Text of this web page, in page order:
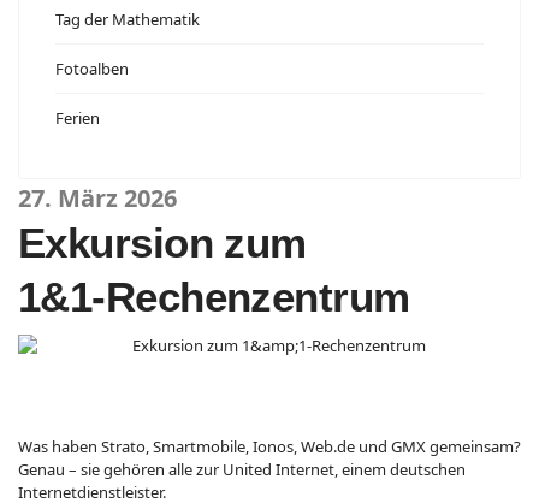
Tag der Mathematik
Fotoalben
Ferien
Exkursion zum
1&1‑Rechenzentrum
Was haben Strato, Smartmobile, Ionos, Web.de und GMX gemeinsam?
Genau – sie gehören alle zur United Internet, einem deutschen
Internetdienstleister.
27. März 2026